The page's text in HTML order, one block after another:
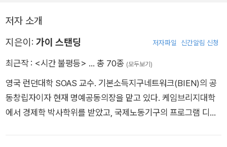
저자 소개
지은이: 가이 스탠딩 저자파일 신간알림 신청
최근작 : <시간 불평등> … 총 70종 (모두보기)
영국 런던대학 SOAS 교수. 기본소득지구네트워크(BIEN)의 공
동창립자이자 현재 명예공동의장을 맡고 있다. 케임브리지대학
에서 경제학 박사학위를 받았고, 국제노동기구의 프로그램 디렉